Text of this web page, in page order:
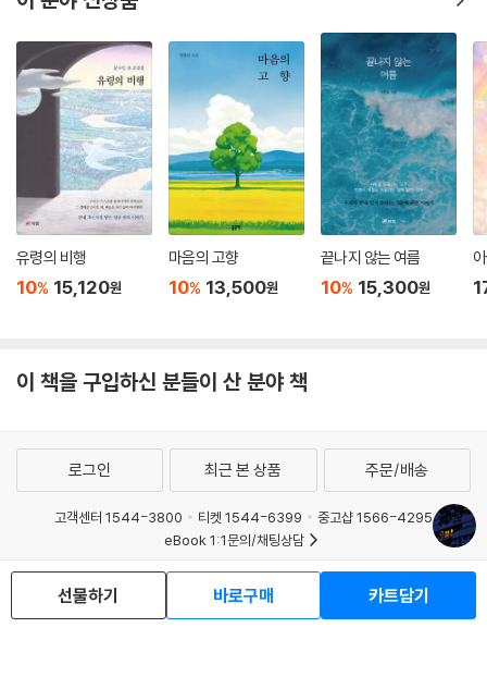
유령의 비행
10% 15,120원
마음의 고향
10% 13,500원
끝나지 않는 여름
10% 15,300원
이 책을 구입하신 분들이 산 분야 책
선물하기 바로구매 카트담기
로그인 최근 본 상품 주문/배송
고객센터 1544-3800 티켓 1544-6399
중고샵 1566-4295
eBook 1:1문의/채팅상담
예스이십사(주) 사업자 정보
이용약관
개인정보처리방침
청소년보호정책